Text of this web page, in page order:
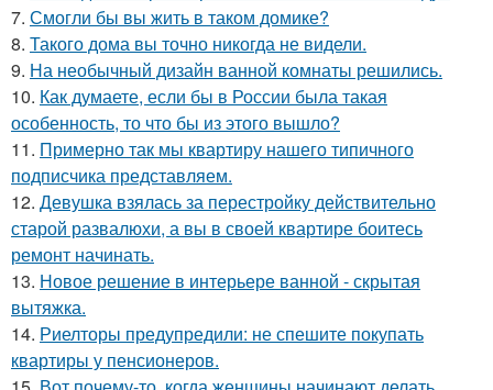
7. Смогли бы вы жить в таком домике?
8. Такого дома вы точно никогда не видели.
9. На необычный дизайн ванной комнаты решились.
10. Как думаете, если бы в России была такая
особенность, то что бы из этого вышло?
11. Примерно так мы квартиру нашего типичного
подписчика представляем.
12. Девушка взялась за перестройку действительно
старой развалюхи, а вы в своей квартире боитесь
ремонт начинать.
13. Новое решение в интерьере ванной - скрытая
вытяжка.
14. Риелторы предупредили: не спешите покупать
квартиры у пенсионеров.